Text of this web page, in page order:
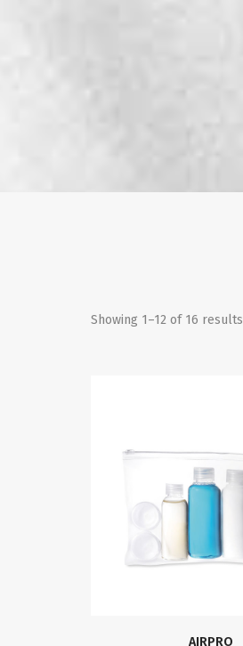
Showing 1–12 of 16 results
AIRPRO